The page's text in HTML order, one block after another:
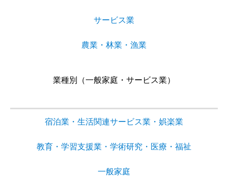
サービス業
農業・林業・漁業
業種別（一般家庭・サービス業）
宿泊業・生活関連サービス業・娯楽業
教育・学習支援業・学術研究・医療・福祉
一般家庭